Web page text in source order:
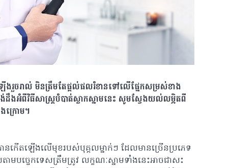
ើងរួចរាល់ មិនត្រឹមតែផ្តល់ផលរំខានទៅលើផ្នែកសម្រស់ខាង
ង់ដឹងអំពីវិធីសាស្ត្របំបាត់ស្លាកស្នាមនេះ សូមស្វែងយល់លម្អិតពី
ក្រោម។
កើតឡើងលើមុខរបស់បុគ្គលម្នាក់ៗ ដែលមានច្រើនប្រភេទ
ចេកទេសត្រឹមត្រូវ លក្ខណៈស្នាមទាំងនេះអាចជាសះ